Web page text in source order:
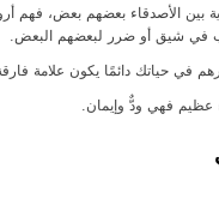
بين الأصدقاء بعضهم بعض، فهم
في شيق أو ضرر لبعضهم البعض.
في حياتك دائمًا يكون علامة
فهي ودٌّ وإيمان.